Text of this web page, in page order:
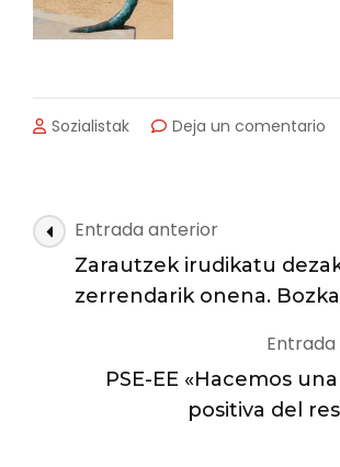
Sozialistak Deja un comentario
Navegación
de
Entrada anterior
Zarautzek irudikatu
zerrendarik onena.
Entrada
PSE-EE «Hacemos
positiva del